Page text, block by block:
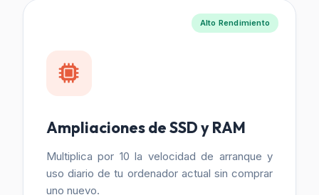
Alto Rendimiento
Ampliaciones de SSD y RAM
Multiplica por 10 la velocidad de arranque y
uso diario de tu ordenador actual sin comprar
uno nuevo.